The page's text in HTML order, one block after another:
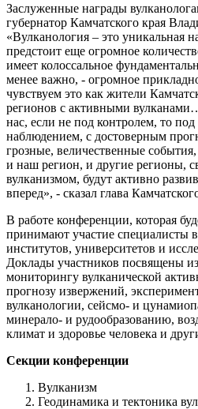
Заслуженные награды
губернатор Камчатского края
«Вулканология – это уникальная
предстоит еще огромное
имеет колоссальное
менее важно, - огромное
чувствуем это как жители
регионов с активными
нас, если не под контролем, то
наблюдением, с достоверным
грозные, величественные
и наш регион, и другие регионы,
вулканизмом, будут активно
вперед», - сказал глава
В работе конференции, которая
принимают участие специалисты
институтов, университетов и
Доклады участников посвящены
мониторингу вулканической
прогнозу извержений,
вулканологии, сейсмо- и
минерало- и рудообразованию,
климат и здоровье человека и
Секции конференции
Вулканизм
Геодинамика и тектоника